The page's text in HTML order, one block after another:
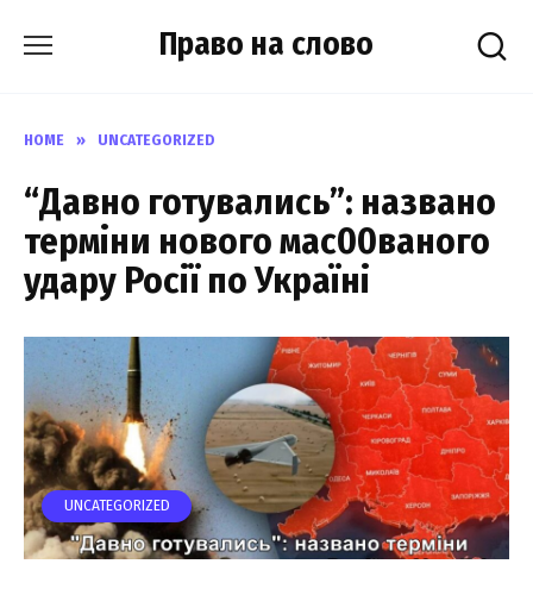
Право на слово
HOME » UNCATEGORIZED
“Давно готувались”: названо
терміни нового мас00ваного
удару Росії по Україні
UNCATEGORIZED